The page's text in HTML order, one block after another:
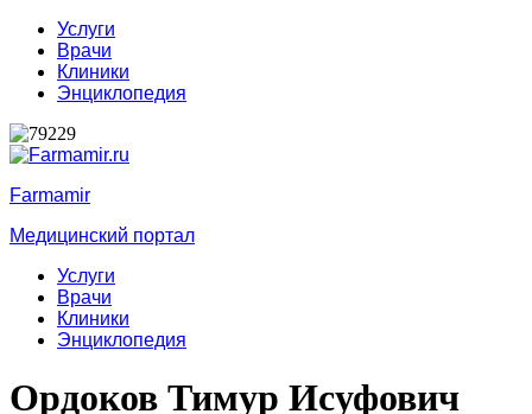
Услуги
Врачи
Клиники
Энциклопедия
Farmamir
Медицинский портал
Услуги
Врачи
Клиники
Энциклопедия
Ордоков Тимур Исуфович